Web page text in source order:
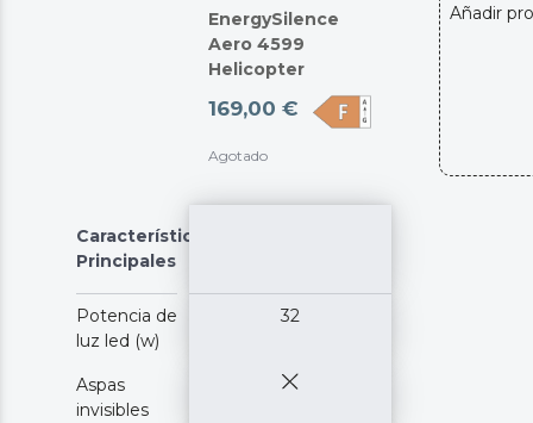
EnergySilence
Aero 4599
Helicopter
169,00 €
Agotado
Añadir
Características
Principales
Potencia de
luz led (w)
32
Aspas
invisibles